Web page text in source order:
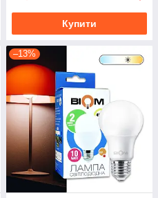
Купити
–13%